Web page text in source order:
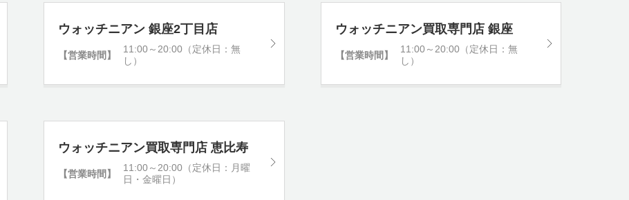
ウォッチニアン 銀座2丁目店
【営業時間】
11:00～20:00（定休日：無
し）
ウォッチニアン買取専門店 銀座
【営業時間】
11:00～20:00（定休日：無
し）
ウォッチニアン買取専門店 恵比寿
【営業時間】
11:00～20:00（定休日：月曜
日・金曜日）